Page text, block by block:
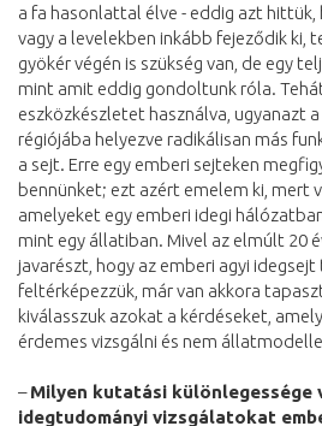
a fa hasonlattal élve - eddig azt hittük,
vagy a levelekben inkább fejeződik ki,
gyökér végén is szükség van, de egy
mint amit eddig gondoltunk róla.
eszközkészletet használva, ugyanazt
régiójába helyezve radikálisan más
a sejt. Erre egy emberi sejteken
bennünket; ezt azért emelem ki, mert
amelyeket egy emberi idegi
mint egy állatiban. Mivel az elmúlt 20
javarészt, hogy az emberi agyi
feltérképezzük, már van akkora
kiválasszuk azokat a kérdéseket,
érdemes vizsgálni és nem
–Milyen kutatási különlegessége
idegtudományi vizsgálatokat